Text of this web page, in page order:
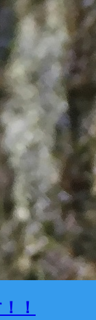
！